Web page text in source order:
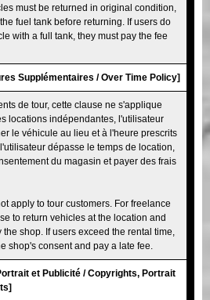
must be returned in original condition,
fuel tank before returning. If users do
with a full tank, they must pay the fee
Supplémentaires / Over Time Policy]
de tour, cette clause ne s'applique
locations indépendantes, l'utilisateur
le véhicule au lieu et à l'heure prescrits
dépasse le temps de location,
du magasin et payer des frais
apply to tour customers. For freelance
to return vehicles at the location and
shop. If users exceed the rental time,
shop's consent and pay a late fee.
et Publicité / Copyrights, Portrait